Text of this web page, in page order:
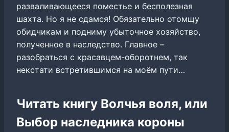
разваливающееся поместье и бесполезная
шахта. Но я не сдамся! Обязательно отомщу
обидчикам и подниму убыточное хозяйство,
полученное в наследство. Главное –
разобраться с красавцем-оборотнем, так
некстати встретившимся на моём пути…
Читать книгу Волчья воля, или
Выбор наследника короны